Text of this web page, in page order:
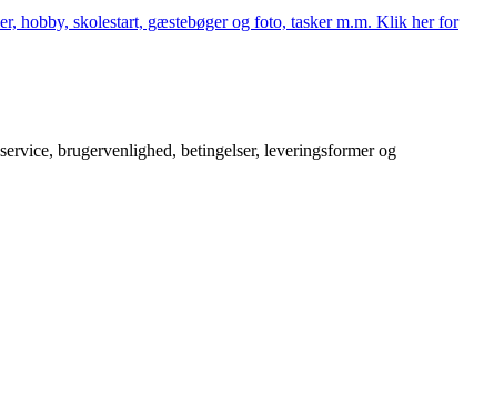
hobby, skolestart, gæstebøger og foto, tasker m.m. Klik her for
brugervenlighed, betingelser, leveringsformer og